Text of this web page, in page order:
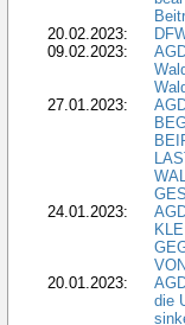
20.02.2023:
09.02.2023:
27.01.2023:
24.01.2023:
20.01.2023:
die